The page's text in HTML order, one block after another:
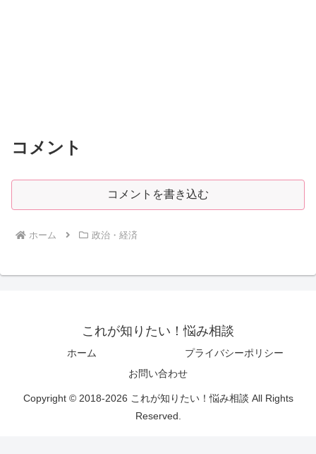
コメント
コメントを書き込む
ホーム 政治・経済
これが知りたい！悩み相談
ホーム
プライバシーポリシー
お問い合わせ
Copyright © 2018-2026 これが知りたい！悩み相談 All Rights
Reserved.